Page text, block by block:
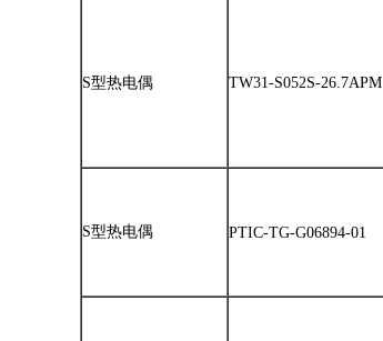
S型热电偶 TW31-S052S-26.7APM
S型热电偶 PTIC-TG-G06894-01